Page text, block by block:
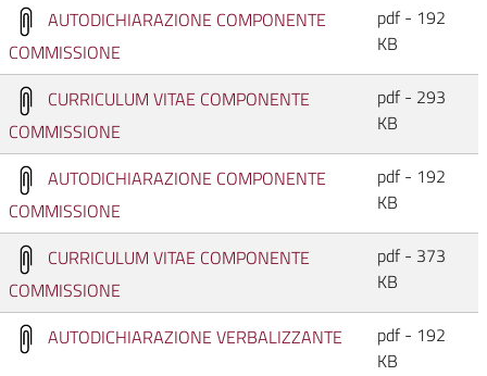
AUTODICHIARAZIONE COMPONENTE
COMMISSIONE
pdf - 192
KB
CURRICULUM VITAE COMPONENTE
COMMISSIONE
pdf - 293
KB
AUTODICHIARAZIONE COMPONENTE
COMMISSIONE
pdf - 192
KB
CURRICULUM VITAE COMPONENTE
COMMISSIONE
pdf - 373
KB
AUTODICHIARAZIONE VERBALIZZANTE
pdf - 192
KB